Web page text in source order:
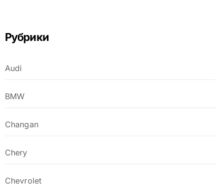
Рубрики
Audi
BMW
Changan
Chery
Chevrolet